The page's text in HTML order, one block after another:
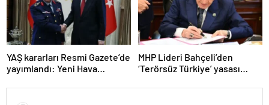
YAŞ kararları Resmi Gazete’de
yayımlandı: Yeni Hava
Orgeneral Rafet Dalkıran
MHP Lideri Bahçeli’den
‘Terörsüz Türkiye’ yasası